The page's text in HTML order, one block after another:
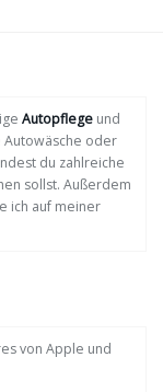
Autopflege und
Autowäsche oder
du zahlreiche
sollst. Außerdem
ich auf meiner
von Apple und